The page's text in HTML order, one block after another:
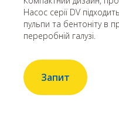
Насос серії DV
пульпи та бентоніту в
переробній галузі.
Запит